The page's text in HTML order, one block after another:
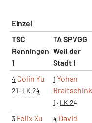
Einzel
TSC
Renningen
1
TA SPVGG
Weil der
Stadt 1
4 Colin Yu
21 · LK 24
1 Yohan
Braitschink
1 · LK 24
3 Felix Xu 4 David